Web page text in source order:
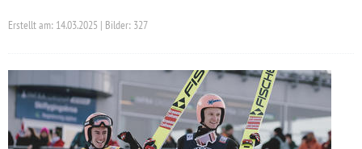
Erstellt am: 14.03.2025 | Bilder: 327